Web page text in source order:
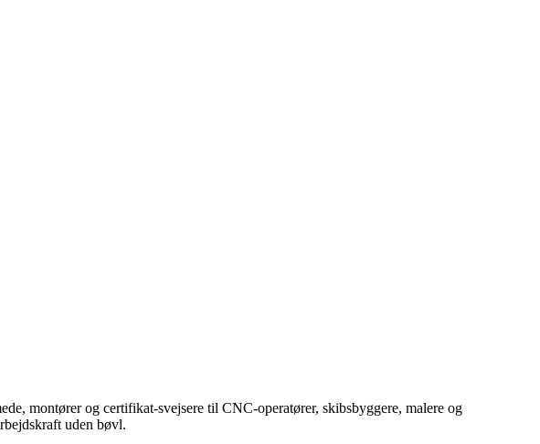
montører og certifikat-svejsere til CNC-operatører, skibsbyggere, malere og
uden bøvl.